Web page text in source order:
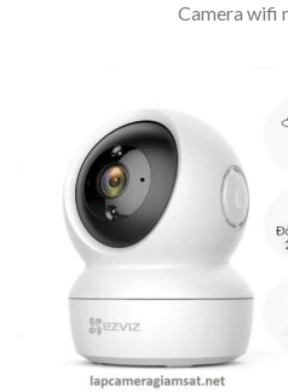
Camera wifi